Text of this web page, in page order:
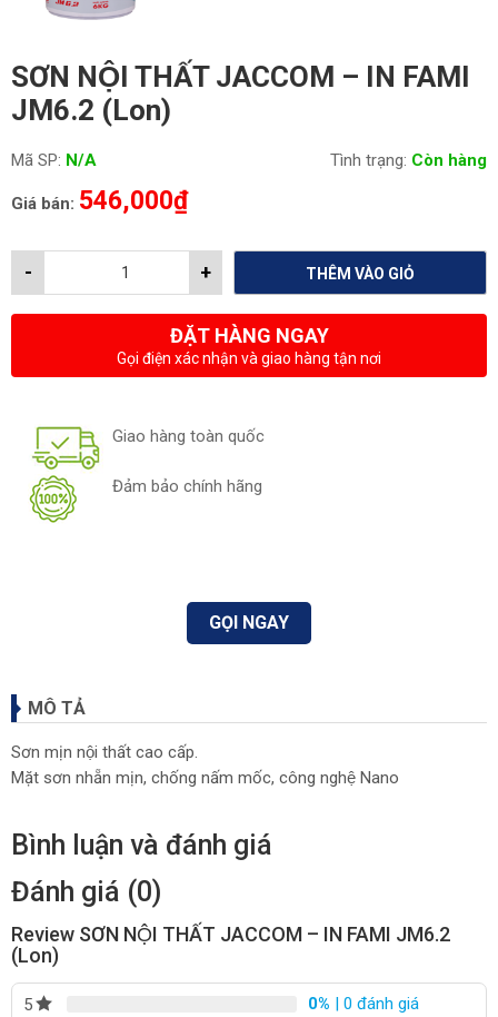
SƠN NỘI THẤT JACCOM – IN FAMI
JM6.2 (Lon)
Mã SP: N/A Tình trạng: Còn hàng
Giá bán: 546,000₫
+
- THÊM VÀO GIỎ
ĐẶT HÀNG NGAY
Gọi điện xác nhận và giao hàng tận nơi
Giao hàng toàn quốc
Đảm bảo chính hãng
GỌI NGAY
MÔ TẢ
Sơn mịn nội thất cao cấp.
Mặt sơn nhẵn mịn, chống nấm mốc, công nghệ Nano
Bình luận và đánh giá
Đánh giá (0)
Review SƠN NỘI THẤT JACCOM – IN FAMI JM6.2
(Lon)
5 0% | 0 đánh giá